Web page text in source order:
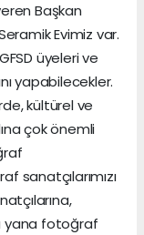
Başkan
Evimiz var.
üyeleri ve
yapabilecekler.
kültürel ve
çok önemli
sanatçılarımızı
yana fotoğraf